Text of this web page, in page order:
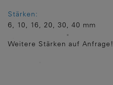
Stärken:
6, 10, 16, 20, 30, 40 mm
Weitere Stärken auf Anfrage!